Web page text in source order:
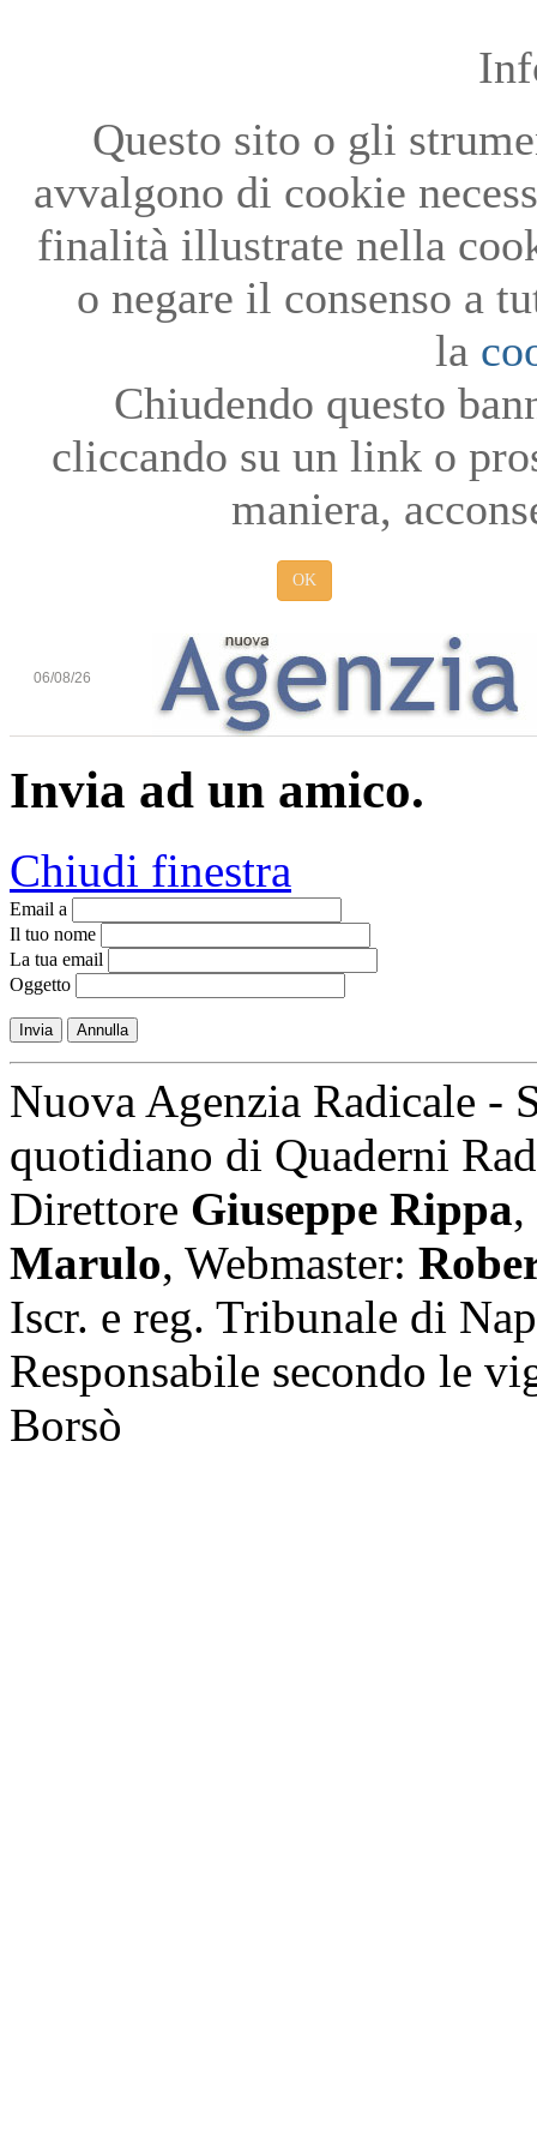
Questo sito o gli
avvalgono di cookie
finalità illustrate nella
o negare il consenso a
la
Chiudendo questo
cliccando su un link o
maniera,
OK
06/08/26
Invia ad un amico.
Chiudi finestra
Email a
Il tuo nome
La tua email
Oggetto
Invia Annulla
Nuova Agenzia Radicale -
quotidiano di Quaderni
Direttore Giuseppe Rippa,
Marulo, Webmaster:
Iscr. e reg. Tribunale di
Responsabile secondo le
Borsò